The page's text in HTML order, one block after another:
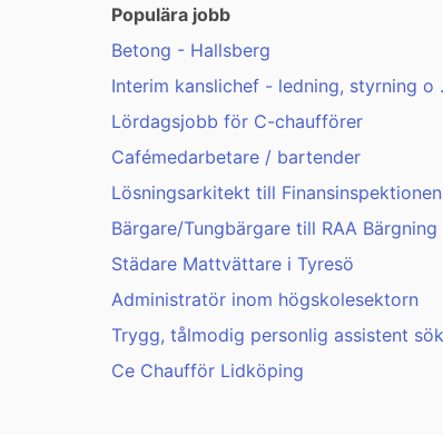
Populära jobb
Betong - Hallsberg
Interim kanslichef - ledning, styrning o
Lördagsjobb för C-chaufförer
Cafémedarbetare / bartender
Lösningsarkitekt till Finansinspektionen
Bärgare/Tungbärgare till RAA Bärgning
Städare Mattvättare i Tyresö
Administratör inom högskolesektorn
Trygg, tålmodig personlig assistent
Ce Chaufför Lidköping